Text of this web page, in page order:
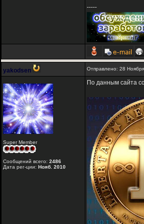
-----
yakodsen Отправлено: 28
Super Member
Сообщений всего: 2486
Дата рег-ции: Нояб. 2010
По данным сайта